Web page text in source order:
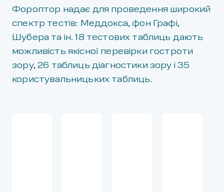
Фороптор надає для проведення широкий
спектр тестів: Меддокса, фон Графі,
Шубера та ін. 18 тестових таблиць дають
можливість якісної перевірки гостроти
зору, 26 таблиць діагностики зору і 35
користувальницьких таблиць.